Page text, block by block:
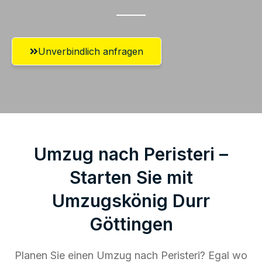
Unverbindlich anfragen
Umzug nach Peristeri –
Starten Sie mit
Umzugskönig Durr
Göttingen
Planen Sie einen Umzug nach Peristeri? Egal wo